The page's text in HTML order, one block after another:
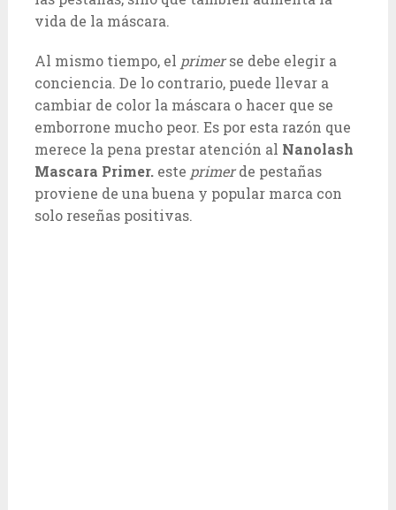
vida de la máscara.
Al mismo tiempo, el primerse debe elegir a
conciencia. De lo contrario, puede llevar a
cambiar de color la máscara o hacer que se
emborrone mucho peor. Es por esta razón que
merece la pena prestar atención al Nanolash
Mascara Primer.este primerde pestañas
proviene de una buena y popular marca con
solo reseñas positivas.